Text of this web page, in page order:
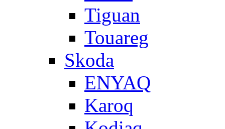
Tiguan
Touareg
Skoda
ENYAQ
Karoq